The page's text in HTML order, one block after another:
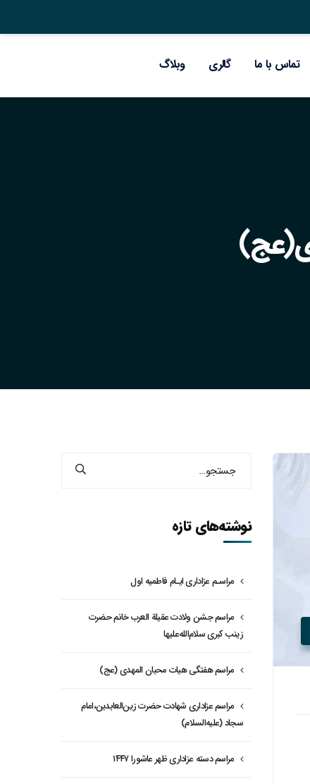
تماس با ما گالری وبلاگ
نوشته‌های تازه
مراسـم عزاداری ایـام فاطمیه اول
مراسم جشن ولادت عقیلة العرب خانم حضرت
زینب کبری سلام‌الله‌علیها
مراسم هفتگی هیات محبان المهدی (عج)
مراسم عزاداری شهادت حضرت زین‌العابدین،امام
سجاد (علیه‌السلام)
مراسم دسته عزاداری ظهر عاشورا ۱۴۴۷